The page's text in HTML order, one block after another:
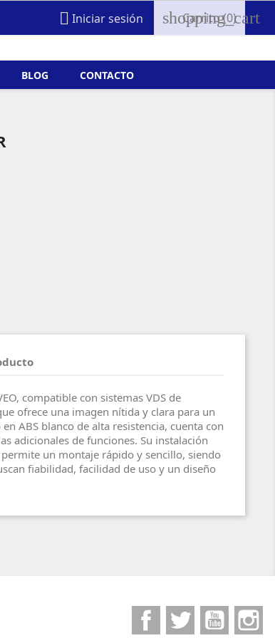
 Iniciar sesión shopping_cart
Carrito(0)
BLOG CONTACTO
compatible con sistemas VDS de
ofrece una imagen nítida y clara para un
ABS blanco de alta resistencia, cuenta con
adicionales de funciones. Su instalación
un montaje rápido y sencillo, siendo
fiabilidad, facilidad de uso y un diseño
FacebookTwitter YouTube